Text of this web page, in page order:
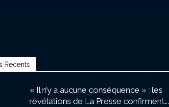
Récents
« Il n’y a aucune conséquence » : les
révélations de La Presse confirment...